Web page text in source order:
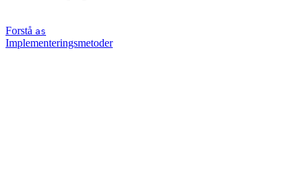
Forstå as
Implementeringsmetoder